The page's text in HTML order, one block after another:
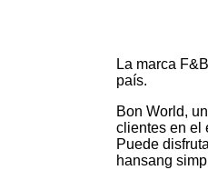
La marca
país.
Bon World,
clientes en el
Puede
hansang